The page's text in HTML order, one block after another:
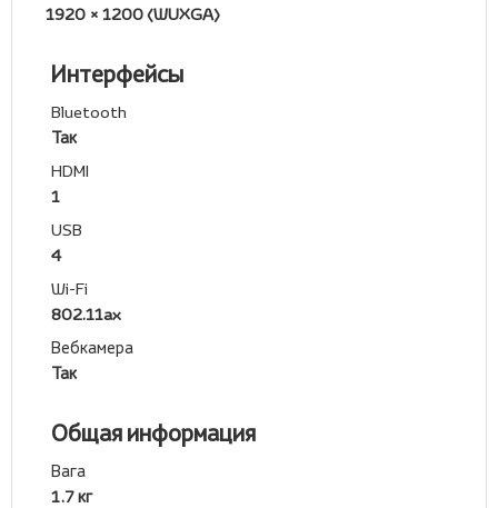
1920 × 1200 (WUXGA)
Интерфейсы
Bluetooth
Так
HDMI
1
USB
4
Wi-Fi
802.11ax
Вебкамера
Так
Общая информация
Вага
1.7 кг